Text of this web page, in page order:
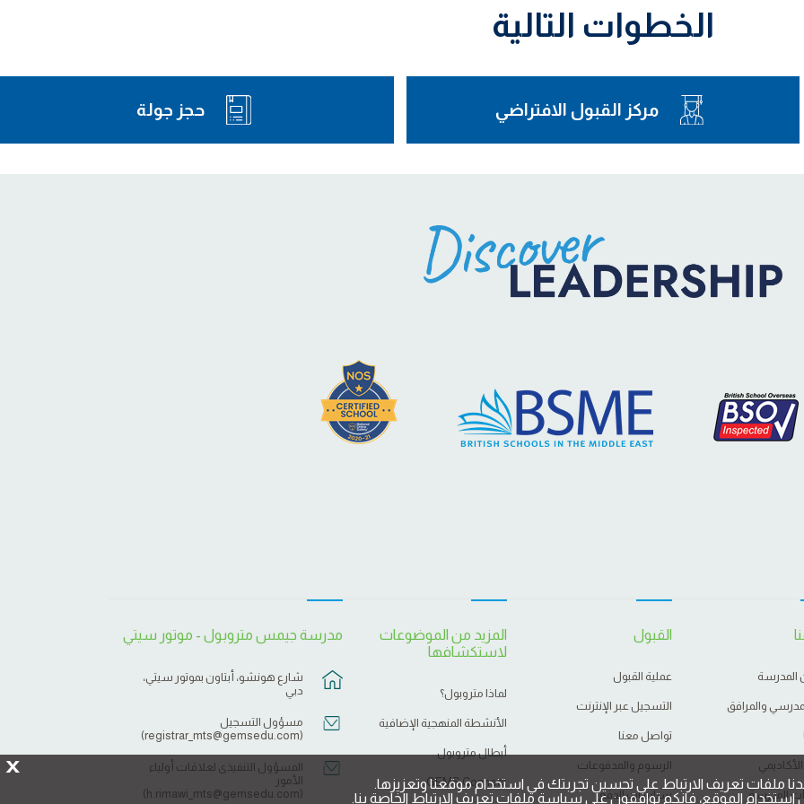
الخطوات التالية
مركز القبول الافتراضي حجز جولة
المدرسة
والمرافق
الأكاديمي
المدرسة
القبول
عملية القبول
التسجيل عبر الإنترنت
تواصل معنا
الرسوم والمدفوعات
سياسات الدفع
المزيد من الموضوعات
لاستكشافها
لماذا متروبول؟
الأنشطة المنهجية الإضافية
أبطال متروبول
GEMS Connect
مدرسة جيمس متروبول - موتور سيتي
شارع هونشو، أبتاون بموتور سيتي،
دبي
مسؤول التسجيل
(
registrar_mts@gemsedu.com
)
المسؤول التنفيذى لعلاقات أولياء
الأمور
(
h.rimawi_mts@gemsedu.com
)
X
ملفات تعريف الارتباط على تحسين تجربتك في استخدام موقعنا وتعزيزها.
استخدام الموقع، فإنكم توافقون على سياسة ملفات تعريف الارتباط الخاصة بنا.